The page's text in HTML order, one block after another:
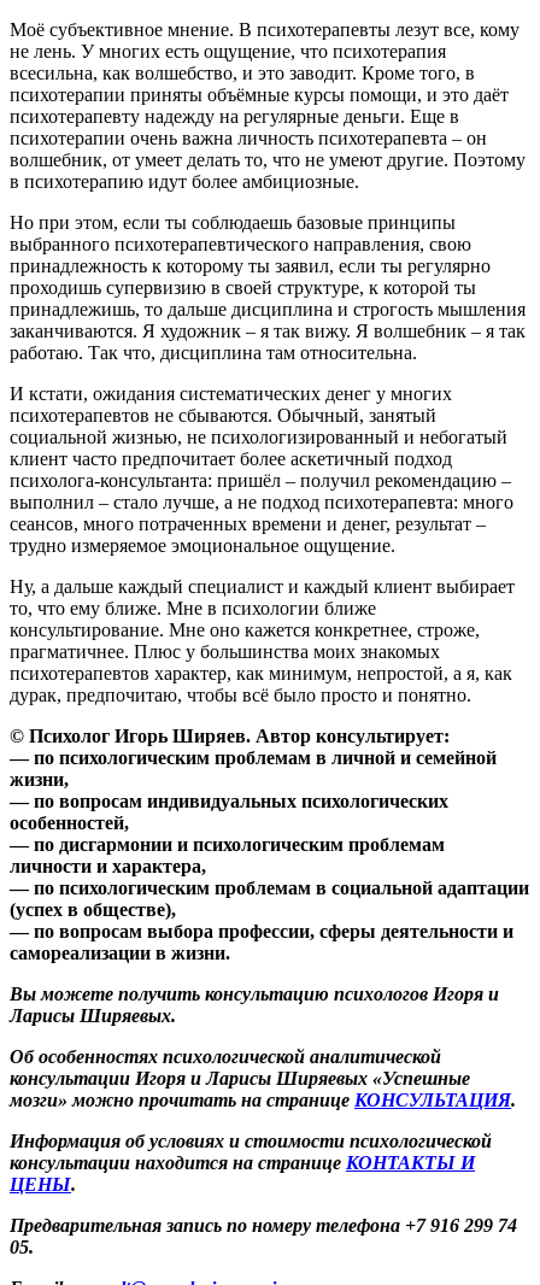
Моё субъективное мнение. В психотерапевты лезут все, кому
не лень. У многих есть ощущение, что психотерапия
всесильна, как волшебство, и это заводит. Кроме того, в
психотерапии приняты объёмные курсы помощи, и это даёт
психотерапевту надежду на регулярные деньги. Еще в
психотерапии очень важна личность психотерапевта – он
волшебник, от умеет делать то, что не умеют другие. Поэтому
в психотерапию идут более амбициозные.
Но при этом, если ты соблюдаешь базовые принципы
выбранного психотерапевтического направления, свою
принадлежность к которому ты заявил, если ты регулярно
проходишь супервизию в своей структуре, к которой ты
принадлежишь, то дальше дисциплина и строгость мышления
заканчиваются. Я художник – я так вижу. Я волшебник – я так
работаю. Так что, дисциплина там относительна.
И кстати, ожидания систематических денег у многих
психотерапевтов не сбываются. Обычный, занятый
социальной жизнью, не психологизированный и небогатый
клиент часто предпочитает более аскетичный подход
психолога-консультанта: пришёл – получил рекомендацию –
выполнил – стало лучше, а не подход психотерапевта: много
сеансов, много потраченных времени и денег, результат –
трудно измеряемое эмоциональное ощущение.
Ну, а дальше каждый специалист и каждый клиент выбирает
то, что ему ближе. Мне в психологии ближе
консультирование. Мне оно кажется конкретнее, строже,
прагматичнее. Плюс у большинства моих знакомых
психотерапевтов характер, как минимум, непростой, а я, как
дурак, предпочитаю, чтобы всё было просто и понятно.
© Психолог Игорь Ширяев. Автор консультирует:
— по психологическим проблемам в личной и семейной
жизни,
— по вопросам индивидуальных психологических
особенностей,
— по дисгармонии и психологическим проблемам
личности и характера,
— по психологическим проблемам в социальной адаптации
(успех в обществе),
— по вопросам выбора профессии, сферы деятельности и
самореализации в жизни.
Вы можете получить консультацию психологов Игоря и
Ларисы Ширяевых.
Об особенностях психологической аналитической
консультации Игоря и Ларисы Ширяевых «Успешные
мозги» можно прочитать на странице КОНСУЛЬТАЦИЯ.
Информация об условиях и стоимости психологической
консультации находится на странице КОНТАКТЫ И
ЦЕНЫ.
Предварительная запись по номеру телефона +7 916 299 74
05.